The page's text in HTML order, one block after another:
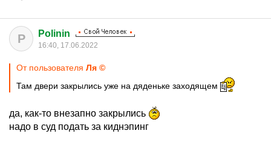
P Polinin
16:40, 17.06.2022
От пользователя Ля ©
Там двери закрылись уже на дяденьке заходящем
да, как-то внезапно закрылись
надо в суд подать за киднэпинг